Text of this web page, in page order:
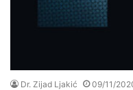
Dr. Zijad Ljakić 09/11/